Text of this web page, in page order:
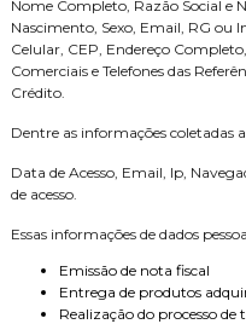
Nome Completo, Razão Social e
Nascimento, Sexo, Email, RG ou
Celular, CEP, Endereço
Comerciais e Telefones das
Crédito.
Dentre as informações coletadas
Data de Acesso, Email, Ip,
de acesso.
Essas informações de dados
Emissão de nota fiscal
Entrega de produtos
Realização do processo